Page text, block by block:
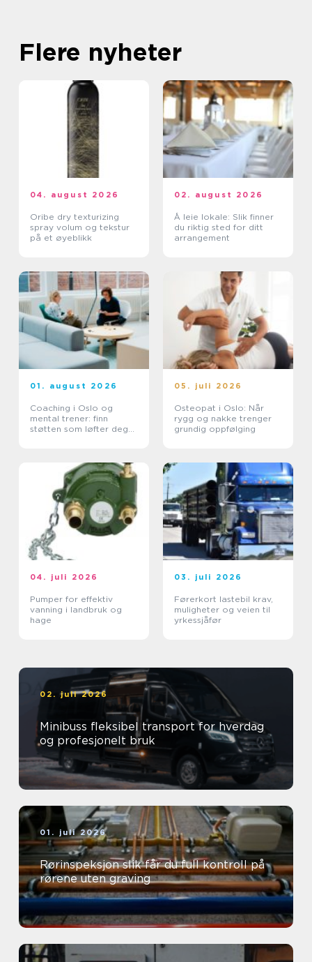
Flere nyheter
04. august 2026
Oribe dry texturizing
spray volum og tekstur
på et øyeblikk
02. august 2026
Å leie lokale: Slik finner
du riktig sted for ditt
arrangement
01. august 2026
Coaching i Oslo og
mental trener: finn
støtten som løfter deg
05. juli 2026
Osteopat i Oslo: Når
rygg og nakke trenger
grundig oppfølging
04. juli 2026
Pumper for effektiv
vanning i landbruk og
hage
03. juli 2026
Førerkort lastebil krav,
muligheter og veien til
yrkessjåfør
02. juli 2026
Minibuss fleksibel transport for hverdag
og profesjonelt bruk
01. juli 2026
Rørinspeksjon slik får du full kontroll på
rørene uten graving